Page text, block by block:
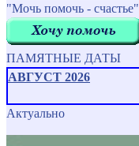
"Мочь помочь - счастье"
ПАМЯТНЫЕ ДАТЫ
АВГУСТ 2026
Актуально